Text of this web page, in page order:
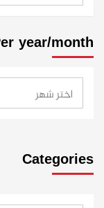
year/month
Categories